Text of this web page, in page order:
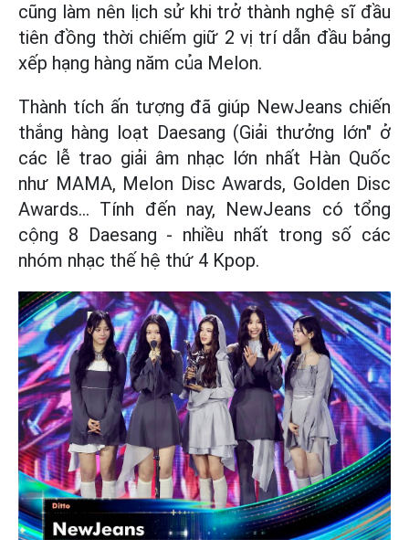
cũng làm nên lịch sử khi trở thành nghệ sĩ đầu
tiên đồng thời chiếm giữ 2 vị trí dẫn đầu bảng
xếp hạng hàng năm của Melon.
Thành tích ấn tượng đã giúp NewJeans chiến
thắng hàng loạt Daesang (Giải thưởng lớn" ở
các lễ trao giải âm nhạc lớn nhất Hàn Quốc
như MAMA, Melon Disc Awards, Golden Disc
Awards… Tính đến nay, NewJeans có tổng
cộng 8 Daesang - nhiều nhất trong số các
nhóm nhạc thế hệ thứ 4 Kpop.